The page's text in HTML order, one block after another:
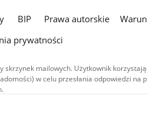
BIP Prawa autorskie
prywatności
mailowych. Użytkownik
w celu przesłania odpowiedzi na
treści audiowizualnych), są
uznanie autorstwa - na tych samych